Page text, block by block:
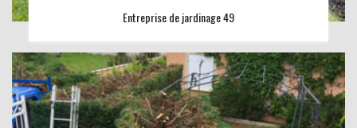
Entreprise de jardinage 49